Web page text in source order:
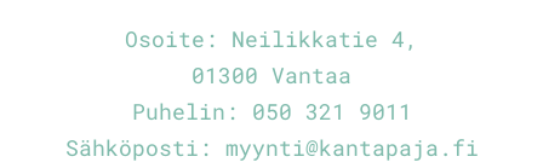
Osoite: Neilikkatie 4,
01300 Vantaa
Puhelin: 050 321 9011
Sähköposti: myynti@kantapaja.fi